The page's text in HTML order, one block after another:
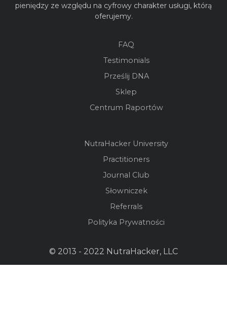
pieniędzy ze względu na cyfrowy charakter usługi, którą
oferujemy.
FAQ
Testimonials
Prześlij DNA
Sklep
Centrum Raportów
NutraHacker University
Practitioners
Journal Club
Słowniczek
Referrals
Polityka Prywatności
© 2013 - 2022 NutraHacker, LLC